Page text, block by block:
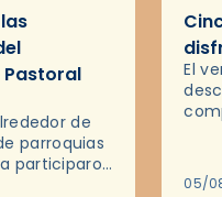
Pastoral
de
parroquias
participaron
El
05/